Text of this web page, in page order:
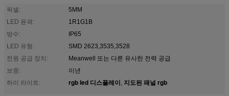
픽셀:
5MM
LED 윤곽:
1R1G1B
방수:
IP65
LED 유형:
SMD 2623,3535,3528
전원 공급 장치:
Meanwell 또는 다른 유사한 전력 공급
보증:
이년
하이 라이트:
rgb led 디스플레이, 지도된 패널 rgb